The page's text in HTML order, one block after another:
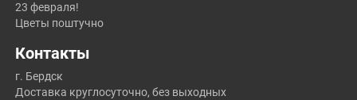
23 февраля!
Цветы поштучно
Контакты
г. Бердск
Доставка круглосуточно, без выходных